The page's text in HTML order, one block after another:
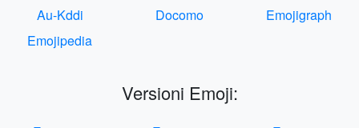
Au-Kddi
Docomo
Emojigraph
Emojipedia
Versioni Emoji: